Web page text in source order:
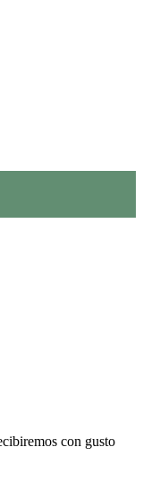
con gusto